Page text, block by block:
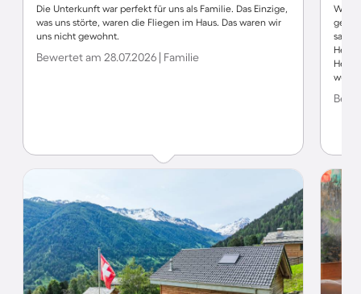
Die Unterkunft war perfekt für uns als Familie. Das Einzige,
was uns störte, waren die Fliegen im Haus. Das waren wir
uns nicht gewohnt.
Bewertet am 28.07.2026 | Familie
Wir